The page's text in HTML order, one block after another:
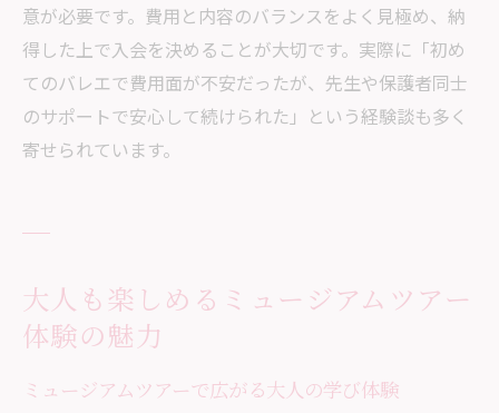
意が必要です。費用と内容のバランスをよく見極め、納
得した上で入会を決めることが大切です。実際に「初め
てのバレエで費用面が不安だったが、先生や保護者同士
のサポートで安心して続けられた」という経験談も多く
寄せられています。
大人も楽しめるミュージアムツアー
体験の魅力
ミュージアムツアーで広がる大人の学び体験